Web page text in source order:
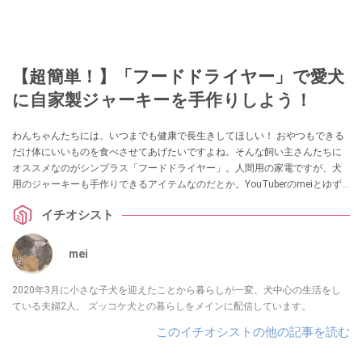
【超簡単！】「フードドライヤー」で愛犬
に自家製ジャーキーを手作りしよう！
わんちゃんたちには、いつまでも健康で長生きしてほしい！ おやつもできる
だけ体にいいものを食べさせてあげたいですよね。そんな飼い主さんたちに
オススメなのがシンプラス「フードドライヤー」。人間用の家電ですが、犬
用のジャーキーも手作りできるアイテムなのだとか。YouTuberのmeiとゆず
イチオシスト
mei
2020年3月に小さな子犬を迎えたことから暮らしが一変、犬中心の生活をし
ている夫婦2人。 ズッコケ犬との暮らしをメインに配信しています。
このイチオシストの他の記事を読む